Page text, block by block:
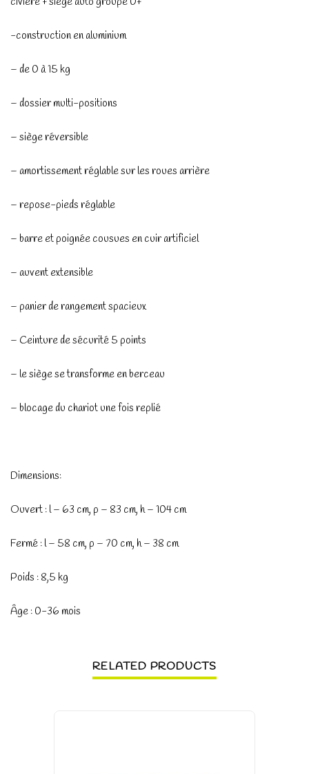
-construction en aluminium
– de 0 à 15 kg
– dossier multi-positions
– siège réversible
– amortissement réglable sur les roues arrière
– repose-pieds réglable
– barre et poignée cousues en cuir artificiel
– auvent extensible
– panier de rangement spacieux
– Ceinture de sécurité 5 points
– le siège se transforme en berceau
– blocage du chariot une fois replié
Dimensions:
Ouvert : l – 63 cm, p – 83 cm, h – 104 cm
Fermé : l – 58 cm, p – 70 cm, h – 38 cm
Poids : 8,5 kg
Âge : 0-36 mois
RELATED PRODUCTS